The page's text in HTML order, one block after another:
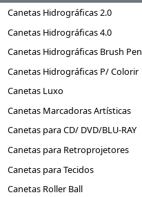
Canetas Hidrográficas 2.0
Canetas Hidrográficas 4.0
Canetas Hidrográficas Brush Pen
Canetas Hidrográficas P/ Colorir
Canetas Luxo
Canetas Marcadoras Artísticas
Canetas para CD/ DVD/BLU-RAY
Canetas para Retroprojetores
Canetas para Tecidos
Canetas Roller Ball